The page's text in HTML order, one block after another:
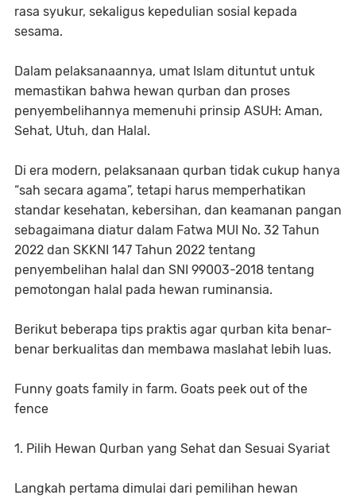
rasa syukur, sekaligus kepedulian sosial kepada
sesama.
Dalam pelaksanaannya, umat Islam dituntut untuk
memastikan bahwa hewan qurban dan proses
penyembelihannya memenuhi prinsip ASUH: Aman,
Sehat, Utuh, dan Halal.
Di era modern, pelaksanaan qurban tidak cukup hanya
“sah secara agama”, tetapi harus memperhatikan
standar kesehatan, kebersihan, dan keamanan pangan
sebagaimana diatur dalam Fatwa MUI No. 32 Tahun
2022 dan SKKNI 147 Tahun 2022 tentang
penyembelihan halal dan SNI 99003-2018 tentang
pemotongan halal pada hewan ruminansia.
Berikut beberapa tips praktis agar qurban kita benar-
benar berkualitas dan membawa maslahat lebih luas.
Funny goats family in farm. Goats peek out of the
fence
1. Pilih Hewan Qurban yang Sehat dan Sesuai Syariat
Langkah pertama dimulai dari pemilihan hewan